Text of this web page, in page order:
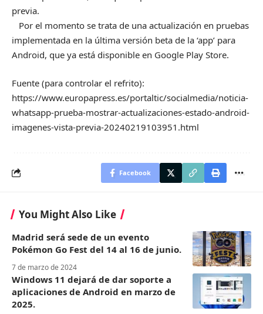
previa.
Por el momento se trata de una actualización en pruebas
implementada en la última versión beta de la ‘app’ para
Android, que ya está disponible en Google Play Store.
Fuente (para controlar el refrito):
https://www.europapress.es/portaltic/socialmedia/noticia-
whatsapp-prueba-mostrar-actualizaciones-estado-android-
imagenes-vista-previa-20240219103951.html
Facebook
You Might Also Like
Madrid será sede de un evento
Pokémon Go Fest del 14 al 16 de junio.
7 de marzo de 2024
Windows 11 dejará de dar soporte a
aplicaciones de Android en marzo de
2025.